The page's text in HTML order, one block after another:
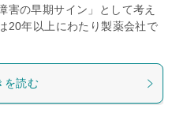
害の早期サイン」として考え
20年以上にわたり製薬会社で
を読む